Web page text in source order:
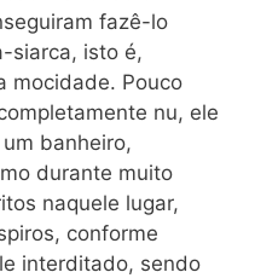
fazê-lo
siarca, isto é,
mocidade. Pouco
nu, ele
banheiro,
durante muito
naquele lugar,
conforme
interditado, sendo